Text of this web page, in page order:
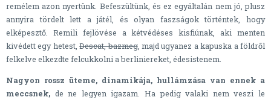
remélem azon nyertünk. Befeszültünk, és ez egyáltalán nem jó, plusz
annyira tördelt lett a játél, és olyan faszságok történtek, hogy
elképesztő. Remili fejlövése a kétvédéses kisfiúnak, aki menten
kivédett egy hetest,Descat, bazmeg, majd ugyanez a kapuska a földről
felkelve elkezdte felcukkolni a berliniereket, édesistenem.
Nagyon rossz üteme, dinamikája, hullámzása van ennek a
meccsnek, de ne legyen igazam. Ha pedig valaki nem veszi le